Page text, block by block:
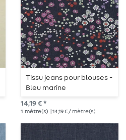
Tissu jeans pour blouses -
Bleu marine
14,19 € *
1 mètre(s) | 14,19 € / mètre(s)